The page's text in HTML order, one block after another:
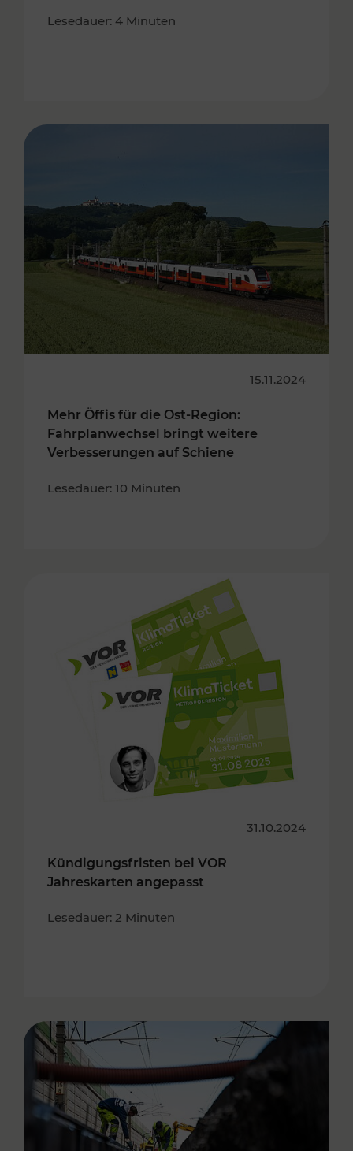
Lesedauer: 4 Minuten
15.11.2024
Mehr Öffis für die Ost-Region:
Fahrplanwechsel bringt weitere
Verbesserungen auf Schiene
Lesedauer: 10 Minuten
31.10.2024
Kündigungsfristen bei VOR
Jahreskarten angepasst
Lesedauer: 2 Minuten